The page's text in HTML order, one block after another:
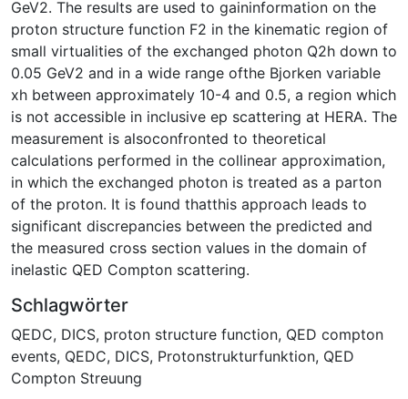
GeV2. The results are used to gaininformation on the
proton structure function F2 in the kinematic region of
small virtualities of the exchanged photon Q2h down to
0.05 GeV2 and in a wide range ofthe Bjorken variable
xh between approximately 10-4 and 0.5, a region which
is not accessible in inclusive ep scattering at HERA. The
measurement is alsoconfronted to theoretical
calculations performed in the collinear approximation,
in which the exchanged photon is treated as a parton
of the proton. It is found thatthis approach leads to
significant discrepancies between the predicted and
the measured cross section values in the domain of
inelastic QED Compton scattering.
Schlagwörter
QEDC, DICS, proton structure function, QED compton
events, QEDC, DICS, Protonstrukturfunktion, QED
Compton Streuung